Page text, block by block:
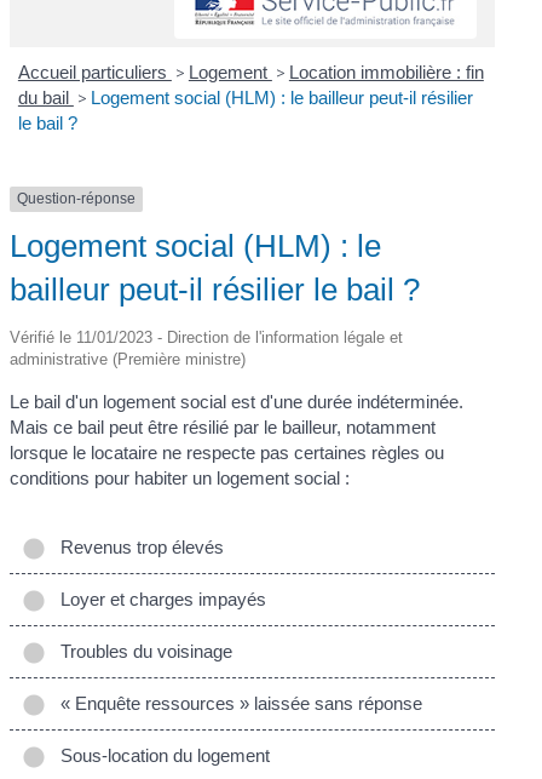
Accueil particuliers > Logement > Location immobilière : fin
du bail > Logement social (HLM) : le bailleur peut-il résilier
le bail ?
Question-réponse
Logement social (HLM) : le
bailleur peut-il résilier le bail ?
Vérifié le 11/01/2023 - Direction de l'information légale et
administrative (Première ministre)
Le bail d'un logement social est d'une durée indéterminée.
Mais ce bail peut être résilié par le bailleur, notamment
lorsque le locataire ne respecte pas certaines règles ou
conditions pour habiter un logement social :
Revenus trop élevés
Loyer et charges impayés
Troubles du voisinage
« Enquête ressources » laissée sans réponse
Sous-location du logement